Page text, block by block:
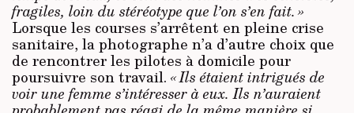
fragiles, loin du stéréotype que l’on s’en fait. »
Lorsque les courses s’arrêtent en pleine crise
sanitaire, la photographe n’a d’autre choix que
de rencontrer les pilotes à domicile pour
poursuivre son travail. « Ils étaient intrigués de
voir une femme s’intéresser à eux. Ils n’auraient